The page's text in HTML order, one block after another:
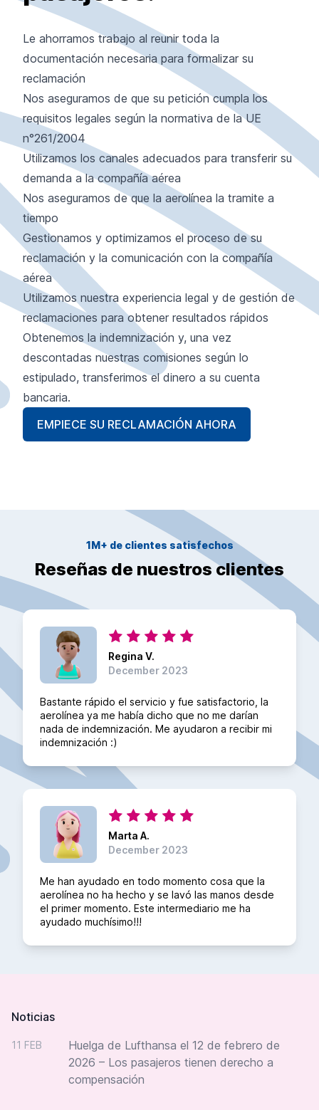
Le ahorramos trabajo al reunir toda la
documentación necesaria para formalizar su
reclamación
Nos aseguramos de que su petición cumpla los
requisitos legales según la normativa de la UE
n°261/2004
Utilizamos los canales adecuados para transferir su
demanda a la compañía aérea
Nos aseguramos de que la aerolínea la tramite a
tiempo
Gestionamos y optimizamos el proceso de su
reclamación y la comunicación con la compañía
aérea
Utilizamos nuestra experiencia legal y de gestión de
reclamaciones para obtener resultados rápidos
Obtenemos la indemnización y, una vez
descontadas nuestras comisiones según lo
estipulado, transferimos el dinero a su cuenta
bancaria.
EMPIECE SU RECLAMACIÓN AHORA
1M+ de clientes satisfechos
Reseñas de nuestros clientes
Regina V.
December 2023
Bastante rápido el servicio y fue satisfactorio, la
aerolínea ya me había dicho que no me darían
nada de indemnización. Me ayudaron a recibir mi
indemnización :)
Marta A.
December 2023
Me han ayudado en todo momento cosa que la
aerolínea no ha hecho y se lavó las manos desde
el primer momento. Este intermediario me ha
ayudado muchísimo!!!
Noticias
11 FEB
Huelga de Lufthansa el 12 de febrero de
2026 – Los pasajeros tienen derecho a
compensación